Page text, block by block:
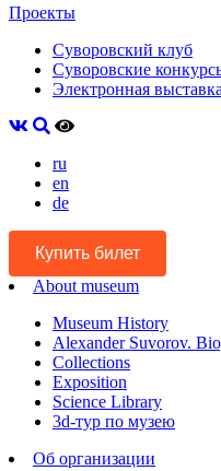
Проекты
Суворовский клуб
Суворовские
Электронная выставка
ru
en
de
Купить билет
About museum
Museum History
Alexander Suvorov.
Collections
Exposition
Science Library
3d-тур по музею
Об организации